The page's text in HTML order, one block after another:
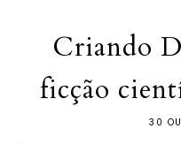
Criando
ficção
30